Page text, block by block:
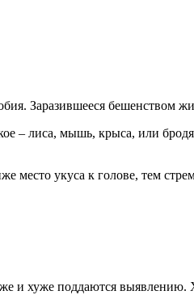
Заразившееся бешенством
– лиса, мышь, крыса, или
укуса к голове, тем
и хуже поддаются